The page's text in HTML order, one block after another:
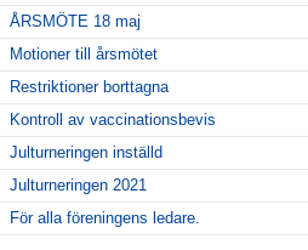
ÅRSMÖTE 18 maj
Motioner till årsmötet
Restriktioner borttagna
Kontroll av vaccinationsbevis
Julturneringen inställd
Julturneringen 2021
För alla föreningens ledare.